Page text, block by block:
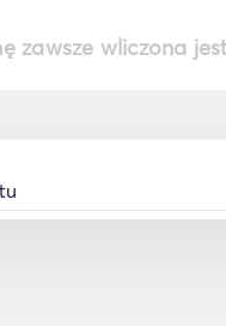
zawsze wliczona